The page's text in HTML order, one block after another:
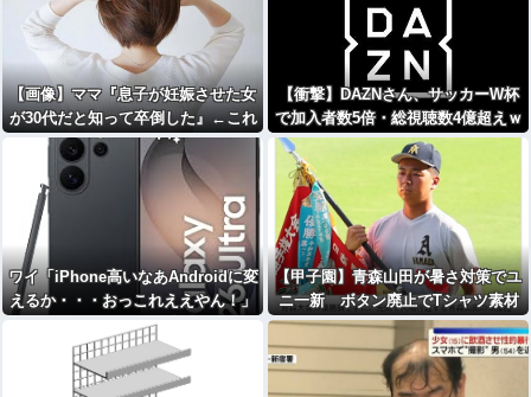
【画像】ママ『息子が妊娠させた女
が30代だと知って卒倒した』←これ
【衝撃】DAZNさん、サッカーW杯
で加入者数5倍・総視聴数4億超えｗ
ｗｗｗｗｗｗｗｗｗ
ワイ「iPhone高いなあAndroidに変
えるか・・・おっこれええやん！」
→iPhoneより高い
【甲子園】青森山田が暑さ対策でユ
ニ一新 ボタン廃止でTシャツ素材
ｗｗｗ